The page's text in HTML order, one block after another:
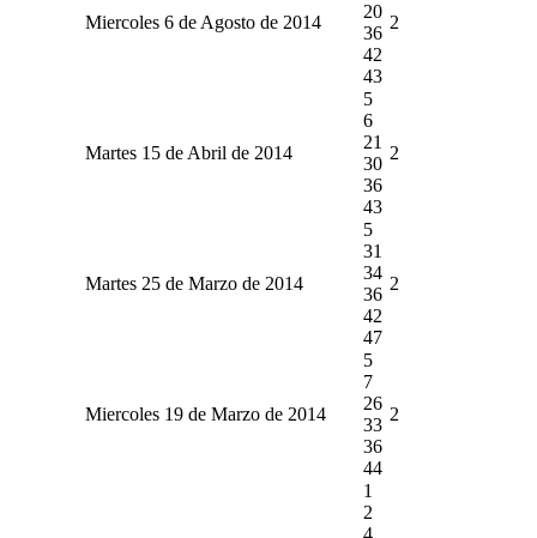
Miercoles 6 de Agosto de 2014
20
36
42
43
2
Martes 15 de Abril de 2014
5
6
21
30
36
43
2
Martes 25 de Marzo de 2014
5
31
34
36
42
47
2
Miercoles 19 de Marzo de 2014
5
7
26
33
36
44
2
1
2
4